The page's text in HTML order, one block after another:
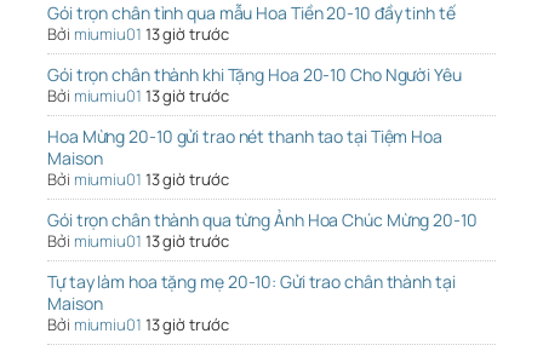
Gói trọn chân tình qua mẫu Hoa Tiền 20-10 đầy tinh tế
Bởi miumiu01 13 giờ trước
Gói trọn chân thành khi Tặng Hoa 20-10 Cho Người Yêu
Bởi miumiu01 13 giờ trước
Hoa Mừng 20-10 gửi trao nét thanh tao tại Tiệm Hoa
Maison
Bởi miumiu01 13 giờ trước
Gói trọn chân thành qua từng Ảnh Hoa Chúc Mừng 20-10
Bởi miumiu01 13 giờ trước
Tự tay làm hoa tặng mẹ 20-10: Gửi trao chân thành tại
Maison
Bởi miumiu01 13 giờ trước